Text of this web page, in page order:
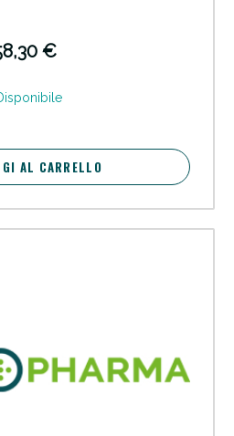
€
AL CARRELLO